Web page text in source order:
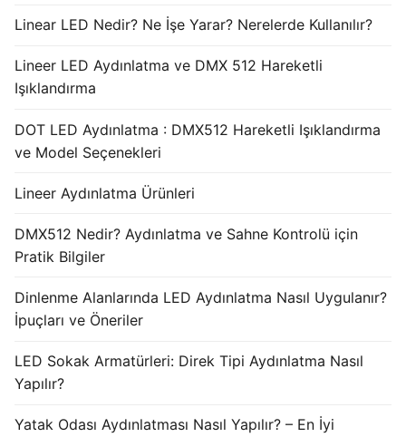
Linear LED Nedir? Ne İşe Yarar? Nerelerde Kullanılır?
Lineer LED Aydınlatma ve DMX 512 Hareketli
Işıklandırma
DOT LED Aydınlatma : DMX512 Hareketli Işıklandırma
ve Model Seçenekleri
Lineer Aydınlatma Ürünleri
DMX512 Nedir? Aydınlatma ve Sahne Kontrolü için
Pratik Bilgiler
Dinlenme Alanlarında LED Aydınlatma Nasıl Uygulanır?
İpuçları ve Öneriler
LED Sokak Armatürleri: Direk Tipi Aydınlatma Nasıl
Yapılır?
Yatak Odası Aydınlatması Nasıl Yapılır? – En İyi